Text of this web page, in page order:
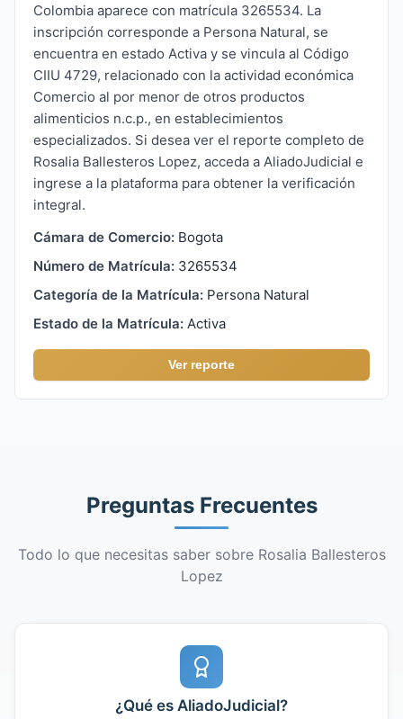
Colombia aparece con matrícula 3265534. La
inscripción corresponde a Persona Natural, se
encuentra en estado Activa y se vincula al Código
CIIU 4729, relacionado con la actividad económica
Comercio al por menor de otros productos
alimenticios n.c.p., en establecimientos
especializados. Si desea ver el reporte completo de
Rosalia Ballesteros Lopez, acceda a AliadoJudicial e
ingrese a la plataforma para obtener la verificación
integral.
Cámara de Comercio: Bogota
Número de Matrícula: 3265534
Categoría de la Matrícula: Persona Natural
Estado de la Matrícula: Activa
Ver reporte
Preguntas Frecuentes
Todo lo que necesitas saber sobre Rosalia Ballesteros
Lopez
¿Qué es AliadoJudicial?